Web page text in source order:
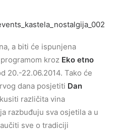
a biti će ispunjena
kroz Eko etno
20.-22.06.2014. Tako će
dana posjetiti Dan
različita vina
razbuđuju sva osjetila a u
sve o tradiciji